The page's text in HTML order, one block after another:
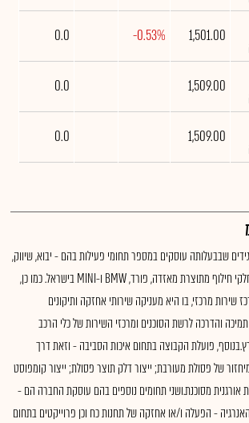
1,501.00
-0.53%
0.0
1,509.00
0.0
1,509.00
0.0
שבבעלותה עוסקים במספר תחומי פעילות בהם - יבוא, שיווק,
הפצה ומכירה של כלי רכב וחלקי חילוף מתוצרת מאזדה, פורד, BMW ו-MINI בישראל. כמו כן,
שירות מרכזי, בו היא מעניקה שירותי אחזקה ותיקונים
תמיכה והדרכה לרשת הסוכנים ומרכזי השירות של כלי הרכב
פועלת הקבוצה בתחום איכות הסביבה - וזאת דרך
של פסולת מעורבת; ייצור דלק תוצר פסולת; ייצור קומפוסט
אורגנית מסוכנת.ושני תחומים נוספים בהם עוסקת החברה הם -
- הפעלה ו/או אחזקה של תחנות כח וכן פרוייקטים בתחום